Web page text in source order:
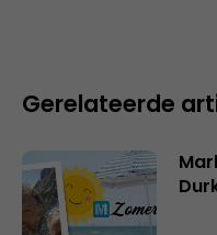
Gerelateerde